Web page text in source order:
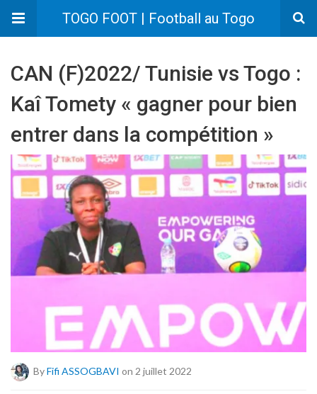
TOGO FOOT | Football au Togo
CAN (F)2022/ Tunisie vs Togo :
Kaî Tomety « gagner pour bien
entrer dans la compétition »
ByFifi ASSOGBAVI on 2 juillet 2022